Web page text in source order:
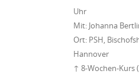
Uhr
Mit: Johanna
Ort: PSH,
Hannover
↑ 8-Wochen-Kurs